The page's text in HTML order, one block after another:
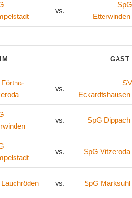
vs.
SpG
Etterwinden
GAST
Förtha-
vs.
SV
Eckardtshausen
vs. SpG Dippach
vs. SpG Vitzeroda
Lauchröden vs. SpG Marksuhl